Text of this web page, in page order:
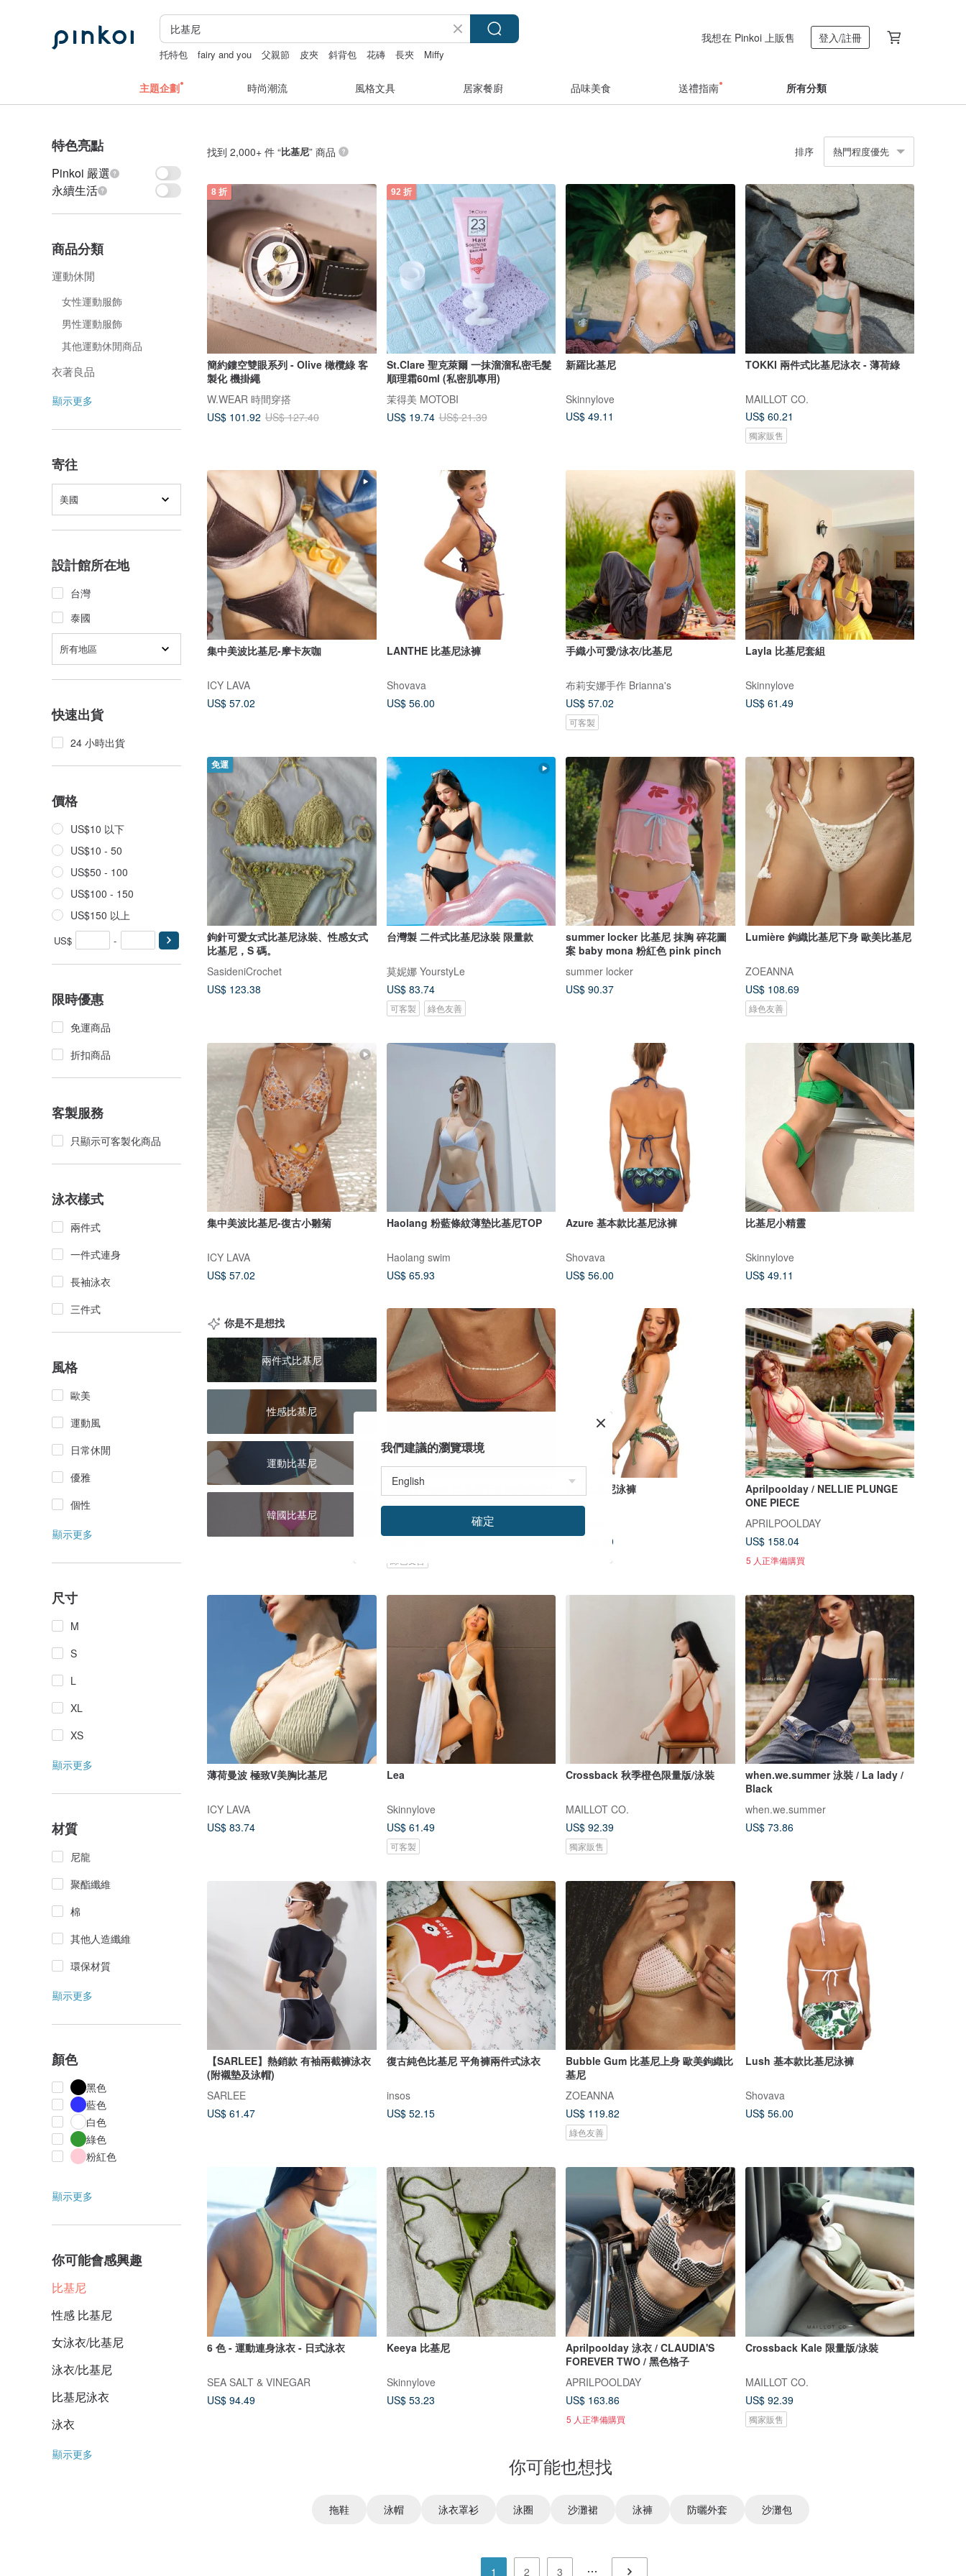
托特包 fairy and you 父親節 皮夾 斜背包 花磚 長夾 Miffy
我想在 Pinkoi 上販售 登入/註冊
主題企劃 時尚潮流 風格文具 居家餐廚 品味美食 送禮指南 所有分類
特色亮點
Pinkoi 嚴選
永續生活
商品分類
運動休閒
女性運動服飾
男性運動服飾
其他運動休閒商品
衣著良品
顯示更多
寄往
美國
設計館所在地
台灣
泰國
所有地區
快速出貨
24 小時出貨
價格
US$10 以下
US$10 - 50
US$50 - 100
US$100 - 150
US$150 以上
US$ -
限時優惠
免運商品
折扣商品
客製服務
只顯示可客製化商品
泳衣樣式
兩件式
一件式連身
長袖泳衣
三件式
風格
歐美
運動風
日常休閒
優雅
個性
顯示更多
尺寸
M
S
L
XL
XS
顯示更多
材質
尼龍
聚酯纖維
棉
其他人造纖維
環保材質
顯示更多
顏色
黑色
藍色
白色
綠色
粉紅色
顯示更多
你可能會感興趣
比基尼
性感 比基尼
女泳衣/比基尼
泳衣/比基尼
比基尼泳衣
泳衣
顯示更多
找到 2,000+ 件 “比基尼” 商品 排序 熱門程度優先
8 折
簡約鏤空雙眼系列 - Olive 橄欖綠 客
製化 機掛繩
W.WEAR 時間穿搭
US$ 101.92 US$ 127.40
92 折
St.Clare 聖克萊爾 一抹溜溜私密毛髮
順理霜60ml (私密肌專用)
茉得美 MOTOBI
US$ 19.74 US$ 21.39
新羅比基尼
Skinnylove
US$ 49.11
TOKKI 兩件式比基尼泳衣 - 薄荷綠
MAILLOT CO.
US$ 60.21
獨家販售
集中美波比基尼-摩卡灰咖
ICY LAVA
US$ 57.02
LANTHE 比基尼泳褲
Shovava
US$ 56.00
手織小可愛/泳衣/比基尼
布莉安娜手作 Brianna's
US$ 57.02
可客製
Layla 比基尼套組
Skinnylove
US$ 61.49
免運
鉤針可愛女式比基尼泳裝、性感女式
比基尼，S 碼。
SasideniCrochet
US$ 123.38
台灣製 二件式比基尼泳裝 限量款
莫妮娜 YourstyLe
US$ 83.74
可客製 綠色友善
summer locker 比基尼 抹胸 碎花圖
案 baby mona 粉紅色 pink pinch
summer locker
US$ 90.37
Lumière 鉤織比基尼下身 歐美比基尼
ZOEANNA
US$ 108.69
綠色友善
集中美波比基尼-復古小雛菊
ICY LAVA
US$ 57.02
Haolang 粉藍條紋薄墊比基尼TOP
Haolang swim
US$ 65.93
Azure 基本款比基尼泳褲
Shovava
US$ 56.00
比基尼小精靈
Skinnylove
US$ 49.11
你是不是想找
兩件式比基尼
性感比基尼
運動比基尼
韓國比基尼
Cherry Pepsi 比基尼下身 歐美鉤織比
US$ 102.01
部落比基尼泳褲
US$ 56.00
Aprilpoolday / NELLIE PLUNGE
ONE PIECE
APRILPOOLDAY
US$ 158.04
5 人正準備購買
薄荷曼波 極致V美胸比基尼
ICY LAVA
US$ 83.74
Lea
Skinnylove
US$ 61.49
可客製
Crossback 秋季橙色限量版/泳裝
MAILLOT CO.
US$ 92.39
獨家販售
when.we.summer 泳裝 / La lady /
Black
when.we.summer
US$ 73.86
【SARLEE】熱銷款 有袖兩截褲泳衣
(附襯墊及泳帽)
SARLEE
US$ 61.47
復古純色比基尼 平角褲兩件式泳衣
insos
US$ 52.15
Bubble Gum 比基尼上身 歐美鉤織比
基尼
ZOEANNA
US$ 119.82
綠色友善
Lush 基本款比基尼泳褲
Shovava
US$ 56.00
6 色 - 運動連身泳衣 - 日式泳衣
SEA SALT & VINEGAR
US$ 94.49
Keeya 比基尼
Skinnylove
US$ 53.23
Aprilpoolday 泳衣 / CLAUDIA'S
FOREVER TWO / 黑色格子
APRILPOOLDAY
US$ 163.86
5 人正準備購買
Crossback Kale 限量版/泳裝
MAILLOT CO.
US$ 92.39
獨家販售
你可能也想找
拖鞋 泳帽 泳衣罩衫 泳圈 沙灘裙 泳褲 防曬外套 沙灘包
1 2 3
我們建議的瀏覽環境
確定